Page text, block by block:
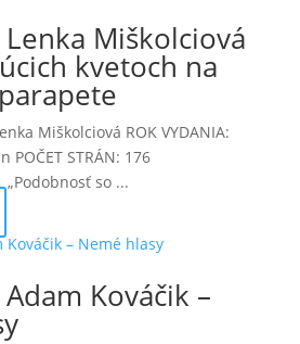
Lenka Miškolciová
kvetoch na
Miškolciová ROK VYDANIA:
POČET STRÁN: 176
so ...
Adam Kováčik –